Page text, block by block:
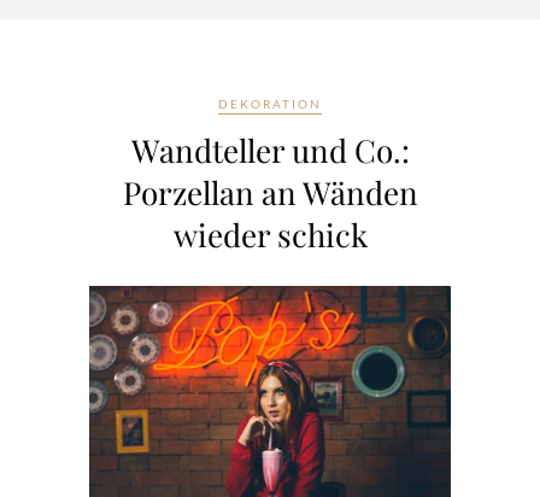
DEKORATION
Wandteller und Co.:
Porzellan an Wänden
wieder schick